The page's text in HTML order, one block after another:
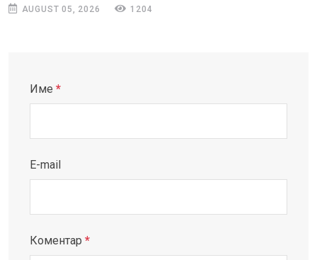
AUGUST 05, 2026 1204
Име *
E-mail
Коментар *